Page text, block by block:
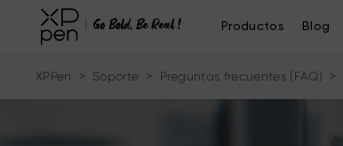
Productos Blog
XPPen > Soporte > Preguntas frecuentes (FAQ) >